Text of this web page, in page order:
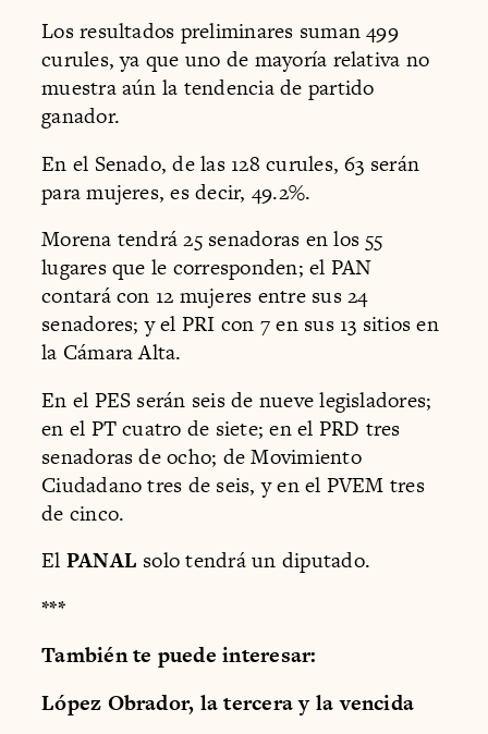
Los resultados preliminares suman 499
curules, ya que uno de mayoría relativa no
muestra aún la tendencia de partido
ganador.
En el Senado, de las 128 curules, 63 serán
para mujeres, es decir, 49.2%.
Morena tendrá 25 senadoras en los 55
lugares que le corresponden; el PAN
contará con 12 mujeres entre sus 24
senadores; y el PRI con 7 en sus 13 sitios en
la Cámara Alta.
En el PES serán seis de nueve legisladores;
en el PT cuatro de siete; en el PRD tres
senadoras de ocho; de Movimiento
Ciudadano tres de seis, y en el PVEM tres
de cinco.
El PANAL solo tendrá un diputado.
***
También te puede interesar:
López Obrador, la tercera y la vencida